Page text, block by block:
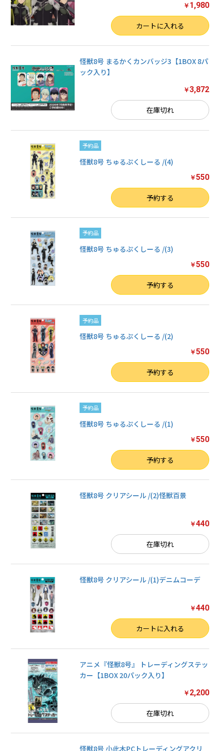
￥ 1,980
カートに入れる
怪獣8号 まるかくカンバッジ3【1BOX 8パ
ック入り】
￥3,872
在庫切れ
予約品
怪獣8号 ちゅるぷくしーる /(4)
￥550
予約する
予約品
怪獣8号 ちゅるぷくしーる /(3)
￥550
予約する
予約品
怪獣8号 ちゅるぷくしーる /(2)
￥550
予約する
予約品
怪獣8号 ちゅるぷくしーる /(1)
￥550
予約する
怪獣8号 クリアシール /(2)怪獣百景
￥440
在庫切れ
怪獣8号 クリアシール /(1)デニムコーデ
￥440
カートに入れる
アニメ『怪獣8号』 トレーディングステッ
カー【1BOX 20パック入り】
￥ 2,200
在庫切れ
怪獣8号 小此木PCトレーディングアクリ